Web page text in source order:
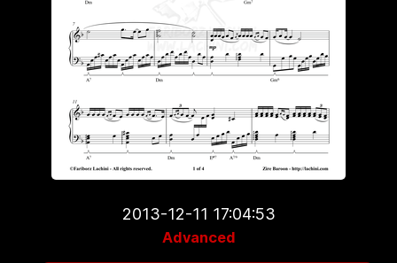
2013-12-11 17:04:53
Advanced